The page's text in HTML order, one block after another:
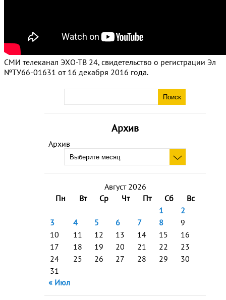
Архив
Архив
Август 2026
Пн
Вт Ср Чт Пт Сб
Вс
1
2
3
4 5 6 7 8
9
10
11 12 13 14 15
16
17
18 19 20 21 22
23
24
25 26 27 28 29
30
31
« Июл
СМИ телеканал ЭХО-ТВ 24, свидетельство о регистрации Эл
№ТУ66-01631 от 16 декабря 2016 года.